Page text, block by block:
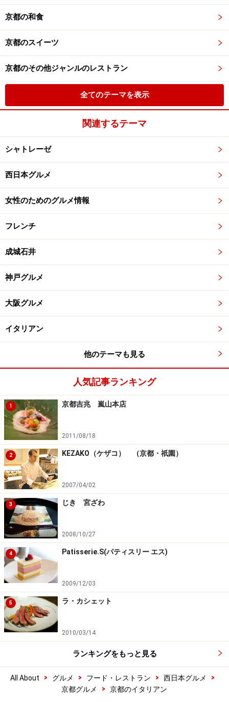
京都の和食
京都のスイーツ
京都のその他ジャンルのレストラン
全てのテーマを表示
関連するテーマ
シャトレーゼ
西日本グルメ
女性のためのグルメ情報
フレンチ
成城石井
神戸グルメ
大阪グルメ
イタリアン
他のテーマも見る
人気記事ランキング
1 京都吉兆 嵐山本店
2011/08/18
2 KEZAKO（ケザコ） （京都・祇園）
2007/04/02
3 じき 宮ざわ
2008/10/27
4 Patisserie.S(パティスリー エス)
2009/12/03
5 ラ・カシェット
2010/03/14
ランキングをもっと見る
All About > グルメ > フード・レストラン > 西日本グルメ
>
京都グルメ
> 京都のイタリアン